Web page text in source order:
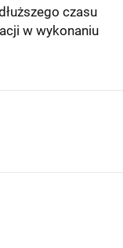
czasu
w wykonaniu